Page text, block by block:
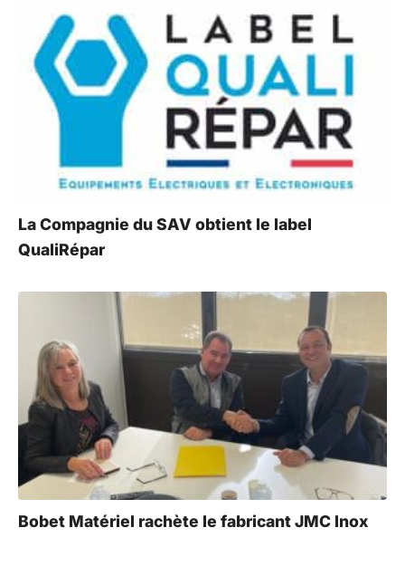
La Compagnie du SAV obtient le label
QualiRépar
Bobet Matériel rachète le fabricant JMC Inox